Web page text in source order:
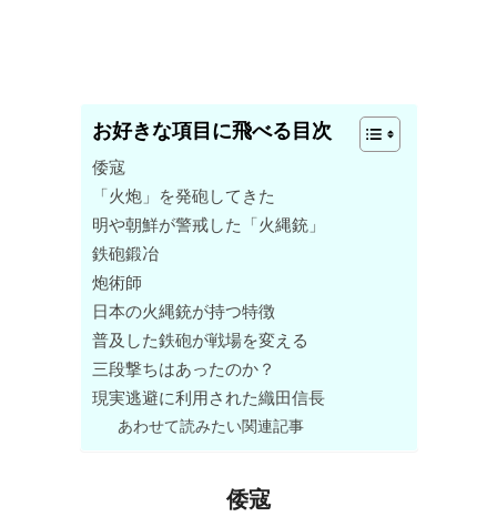
お好きな項目に飛べる目次
倭寇
「火炮」を発砲してきた
明や朝鮮が警戒した「火縄銃」
鉄砲鍛冶
炮術師
日本の火縄銃が持つ特徴
普及した鉄砲が戦場を変える
三段撃ちはあったのか？
現実逃避に利用された織田信長
あわせて読みたい関連記事
倭寇